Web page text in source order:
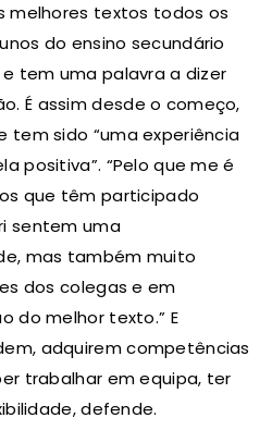
melhores textos todos os
do ensino secundário
tem uma palavra a dizer
É assim desde o começo,
tem sido “uma experiência
positiva”. “Pelo que me é
que têm participado
sentem uma
mas também muito
dos colegas e em
do melhor texto.” E
adquirem competências
trabalhar em equipa, ter
defende.